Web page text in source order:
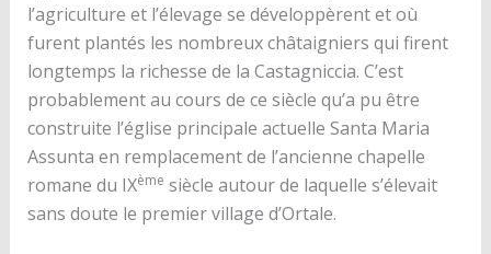
l’agriculture et l’élevage se développèrent et où
furent plantés les nombreux châtaigniers qui firent
longtemps la richesse de la Castagniccia. C’est
probablement au cours de ce siècle qu’a pu être
construite l’église principale actuelle Santa Maria
Assunta en remplacement de l’ancienne chapelle
romane du IXème siècle autour de laquelle s’élevait
sans doute le premier village d’Ortale.